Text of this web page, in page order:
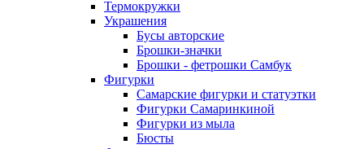
Термокружки
Украшения
Бусы авторские
Брошки-значки
Брошки - фетрошки Самбук
Фигурки
Самарские фигурки и статуэтки
Фигурки Самаринкиной
Фигурки из мыла
Бюсты